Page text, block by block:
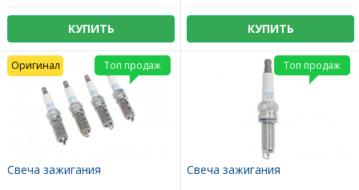
КУПИТЬ КУПИТЬ
Свеча зажигания
Топ продаж
Оригинал
Свеча зажигания
Топ продаж